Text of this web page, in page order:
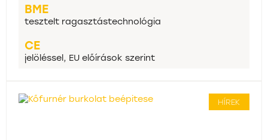
BME
tesztelt ragasztástechnológia
CE
jelöléssel, EU előírások szerint
HÍREK